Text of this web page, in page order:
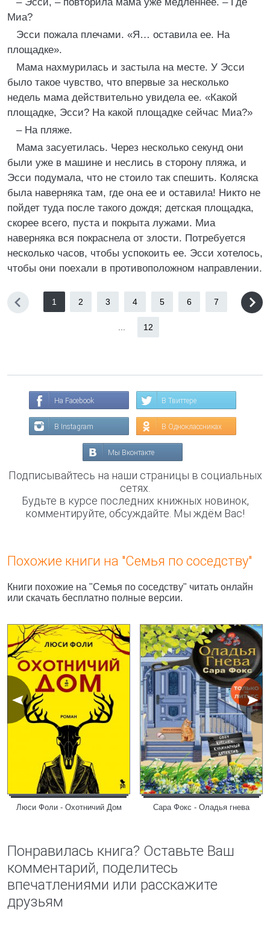
Миа?
Эсси пожала плечами. «Я… оставила ее. На
площадке».
Мама нахмурилась и застыла на месте. У Эсси
было такое чувство, что впервые за несколько
недель мама действительно увидела ее. «Какой
площадке, Эсси? На какой площадке сейчас Миа?»
– На пляже.
Мама засуетилась. Через несколько секунд они
были уже в машине и неслись в сторону пляжа, и
Эсси подумала, что не стоило так спешить. Коляска
была наверняка там, где она ее и оставила! Никто не
пойдет туда после такого дождя; детская площадка,
скорее всего, пуста и покрыта лужами. Миа
наверняка вся покраснела от злости. Потребуется
несколько часов, чтобы успокоить ее. Эсси хотелось,
чтобы они поехали в противоположном направлении.
1 2 3 4 5 6 7
12
На Facebook В Твиттере
В Instagram В Одноклассниках
Мы Вконтакте
Подписывайтесь на наши страницы в социальных
сетях.
Будьте в курсе последних книжных новинок,
комментируйте, обсуждайте. Мы ждём Вас!
Похожие книги на "Семья по соседству"
Книги похожие на "Семья по соседству" читать онлайн
или скачать бесплатно полные версии.
Люси Фоли - Охотничий Дом Сара Фокс - Оладья гнева
Понравилась книга? Оставьте Ваш
комментарий, поделитесь
впечатлениями или расскажите
друзьям